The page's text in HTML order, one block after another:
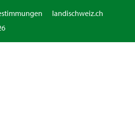
landischweiz.ch